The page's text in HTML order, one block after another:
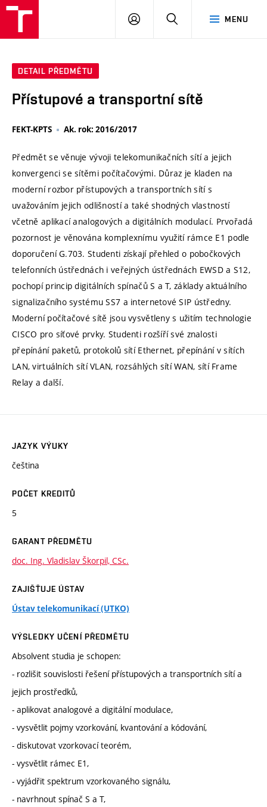
MENU
PŘIHLÁSIT
DETAIL PŘEDMĚTU
Přístupové a transportní sítě
FEKT-KPTS Ak. rok: 2016/2017
Předmět se věnuje vývoji telekomunikačních sítí a jejich
konvergenci se sítěmi počítačovými. Důraz je kladen na
moderní rozbor přístupových a transportních sítí s
uvažováním jejich odlišností a také shodných vlastností
včetně aplikací analogových a digitálních modulací. Prvořadá
pozornost je věnována komplexnímu využití rámce E1 podle
doporučení G.703. Studenti získají přehled o pobočkových
telefonních ústřednách i veřejných ústřednách EWSD a S12,
pochopí princip digitálních spínačů S a T, základy aktuálního
signalizačního systému SS7 a internetové SIP ústředny.
Moderní počítačové sítě jsou vysvětleny s užitím technologie
CISCO pro síťové prvky. Studenti rozšíří své znalosti
přepínání paketů, protokolů sítí Ethernet, přepínání v sítích
LAN, virtuálních sítí VLAN, rozsáhlých sítí WAN, sítí Frame
Relay a další.
JAZYK VÝUKY
čeština
POČET KREDITŮ
5
GARANT PŘEDMĚTU
doc. Ing. Vladislav Škorpil, CSc.
ZAJIŠŤUJE ÚSTAV
Ústav telekomunikací (UTKO)
VÝSLEDKY UČENÍ PŘEDMĚTU
Absolvent studia je schopen:
- rozlišit souvislosti řešení přístupových a transportních sítí a
jejich prostředků,
- aplikovat analogové a digitální modulace,
- vysvětlit pojmy vzorkování, kvantování a kódování,
- diskutovat vzorkovací teorém,
- vysvětlit rámec E1,
- vyjádřit spektrum vzorkovaného signálu,
- navrhnout spínač S a T,